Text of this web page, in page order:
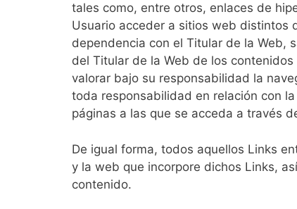
tales como, entre otros, enlaces de
Usuario acceder a sitios web distintos
dependencia con el Titular de la Web,
del Titular de la Web de los
valorar bajo su responsabilidad la
toda responsabilidad en relación con
páginas a las que se acceda a través
De igual forma, todos aquellos Links
y la web que incorpore dichos Links,
contenido.